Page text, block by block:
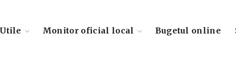
Utile Monitor oficial local Bugetul online